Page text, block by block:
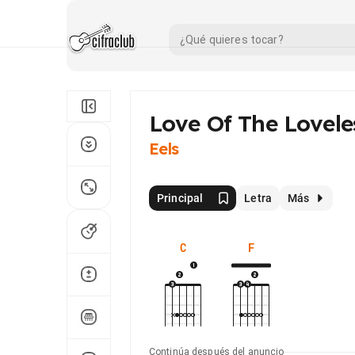
Love Of The
Eels
Principal Letra Más
C F
Continúa después del anuncio